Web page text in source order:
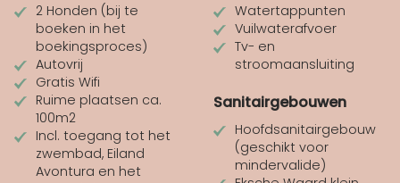
2 Honden (bij te
boeken in het
boekingsproces)
Autovrij
Gratis Wifi
Ruime plaatsen ca.
100m2
Incl. toegang tot het
zwembad, Eiland
Avontura en het
Watertappunten
Vuilwaterafvoer
Tv- en
stroomaansluiting
Sanitairgebouwen
Hoofdsanitairgebouw
(geschikt voor
mindervalide)